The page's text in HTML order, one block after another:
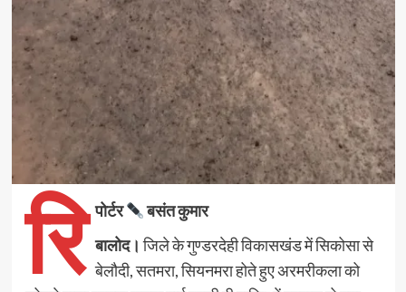
रि पोर्टर
बसंत कुमार
बालोद। जिले के गुण्डरदेही विकासखंड में सिकोसा से
बेलौदी, सतमरा, सियनमरा होते हुए अरमरीकला को